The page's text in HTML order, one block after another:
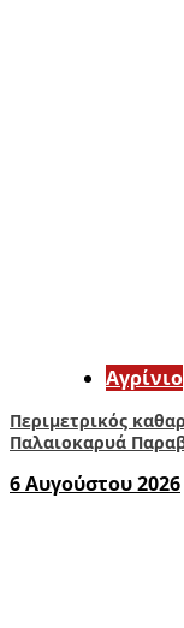
Aγρίνιο
Περιμετρικός
Παλαιοκαρυά
6 Αυγούστου 2026